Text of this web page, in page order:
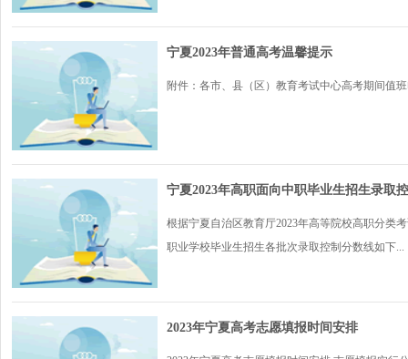
宁夏2023年普通高考温馨提示
附件：各市、县（区）教育考试中心高考期间值
宁夏2023年高职面向中职毕业生招生录取
根据宁夏自治区教育厅2023年高等院校高职分类
职业学校毕业生招生各批次录取控制分数线如下...
2023年宁夏高考志愿填报时间安排